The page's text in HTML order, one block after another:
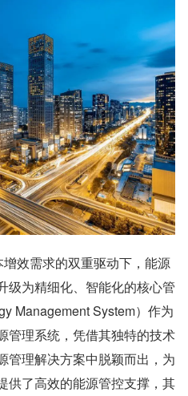
增效需求的双重驱动下，能源
级为精细化、智能化的核心管
Management System）作为
管理系统，凭借其独特的技术
管理解决方案中脱颖而出，为
供了高效的能源管控支撑，其